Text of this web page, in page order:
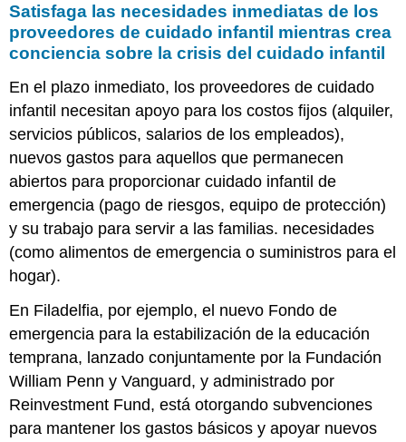
Satisfaga las necesidades inmediatas de los
proveedores de cuidado infantil mientras crea
conciencia sobre la crisis del cuidado infantil
En el plazo inmediato, los proveedores de cuidado
infantil necesitan apoyo para los costos fijos (alquiler,
servicios públicos, salarios de los empleados),
nuevos gastos para aquellos que permanecen
abiertos para proporcionar cuidado infantil de
emergencia (pago de riesgos, equipo de protección)
y su trabajo para servir a las familias. necesidades
(como alimentos de emergencia o suministros para el
hogar).
En Filadelfia, por ejemplo, el nuevo Fondo de
emergencia para la estabilización de la educación
temprana, lanzado conjuntamente por la Fundación
William Penn y Vanguard, y administrado por
Reinvestment Fund, está otorgando subvenciones
para mantener los gastos básicos y apoyar nuevos